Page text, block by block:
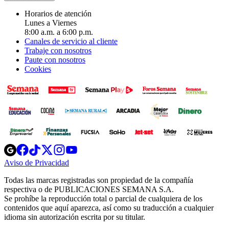
Horarios de atención
Lunes a Viernes
8:00 a.m. a 6:00 p.m.
Canales de servicio al cliente
Trabaje con nosotros
Paute con nosotros
Cookies
Opens
in
new
Opens
in
new
Opens
in
new
window
Opens
new
windowwindow
Aviso de Privacidad
new
window
Todas las marcas registradas son propiedad de la compañía
respectiva o de PUBLICACIONES SEMANA S.A.
Se prohíbe la reproducción total o parcial de cualquiera de los
contenidos que aquí aparezca, así como su traducción a cualquier
idioma sin autorización escrita por su titular.